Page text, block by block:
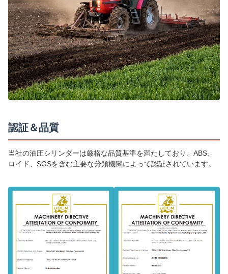
認証＆品質
当社の油圧シリンダーは厳格な品質基準を満たしており、ABS、
ロイド、SGSを含む主要な分類機関によって認証されています。